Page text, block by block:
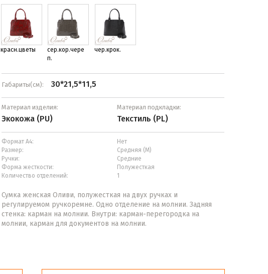
красн.цветы
сер.кор.чере
п.
чер.крок.
Габариты(см): 30*21,5*11,5
Материал изделия:
Экокожа (PU)
Материал подкладки:
Текстиль (PL)
Формат А4:
Нет
Размер:
Средняя (М)
Ручки:
Средние
Форма жесткости:
Полужесткая
Количество отделений:
1
Сумка женская Оливи, полужесткая на двух ручках и
регулируемом ручкоремне. Одно отделение на молнии. Задняя
стенка: карман на молнии. Внутри: карман-перегородка на
молнии, карман для документов на молнии.